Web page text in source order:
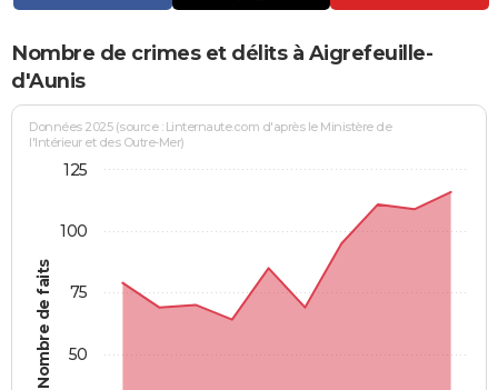
Bricolage
Lifestyle
Culture
Sport
Auto
Television
Voyage
Cinema
Nombre de crimes et délits à Aigrefeuille-
d'Aunis
Nombre de faits
Données 2025 (source : Linternaute.com d'après le Ministère de
l'Intérieur et des Outre-Mer)
50
75
100
125